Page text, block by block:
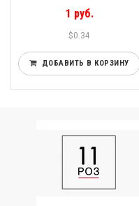
1 руб.
$0.34
ДОБАВИТЬ В КОРЗИНУ